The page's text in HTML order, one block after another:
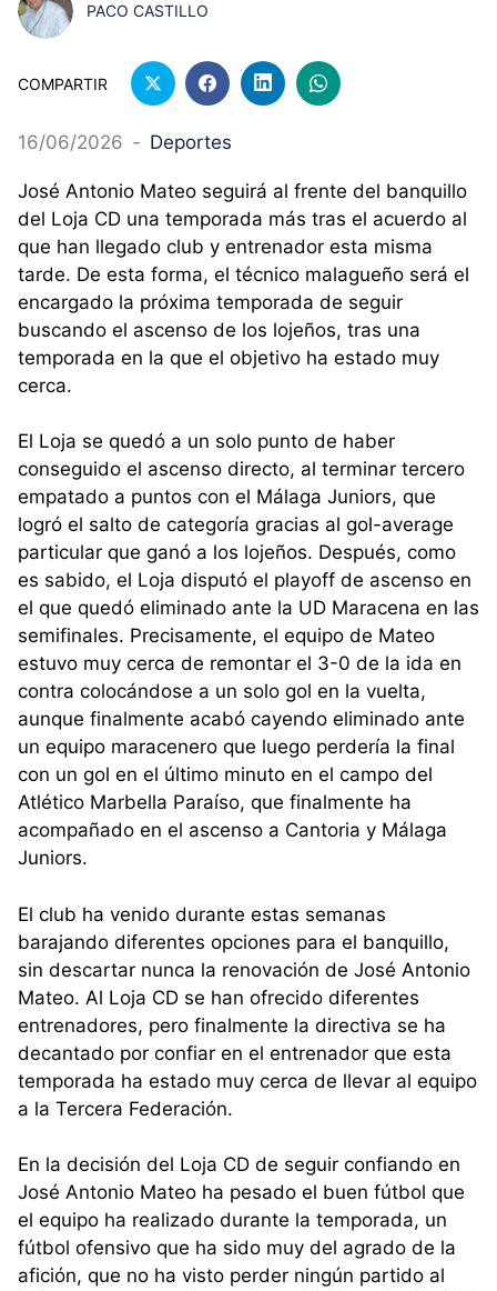
PACO CASTILLO
COMPARTIR
16/06/2026 - Deportes
José Antonio Mateo seguirá al frente del banquillo
del Loja CD una temporada más tras el acuerdo al
que han llegado club y entrenador esta misma
tarde. De esta forma, el técnico malagueño será el
encargado la próxima temporada de seguir
buscando el ascenso de los lojeños, tras una
temporada en la que el objetivo ha estado muy
cerca.
El Loja se quedó a un solo punto de haber
conseguido el ascenso directo, al terminar tercero
empatado a puntos con el Málaga Juniors, que
logró el salto de categoría gracias al gol-average
particular que ganó a los lojeños. Después, como
es sabido, el Loja disputó el playoff de ascenso en
el que quedó eliminado ante la UD Maracena en las
semifinales. Precisamente, el equipo de Mateo
estuvo muy cerca de remontar el 3-0 de la ida en
contra colocándose a un solo gol en la vuelta,
aunque finalmente acabó cayendo eliminado ante
un equipo maracenero que luego perdería la final
con un gol en el último minuto en el campo del
Atlético Marbella Paraíso, que finalmente ha
acompañado en el ascenso a Cantoria y Málaga
Juniors.
El club ha venido durante estas semanas
barajando diferentes opciones para el banquillo,
sin descartar nunca la renovación de José Antonio
Mateo. Al Loja CD se han ofrecido diferentes
entrenadores, pero finalmente la directiva se ha
decantado por confiar en el entrenador que esta
temporada ha estado muy cerca de llevar al equipo
a la Tercera Federación.
En la decisión del Loja CD de seguir confiando en
José Antonio Mateo ha pesado el buen fútbol que
el equipo ha realizado durante la temporada, un
fútbol ofensivo que ha sido muy del agrado de la
afición, que no ha visto perder ningún partido al